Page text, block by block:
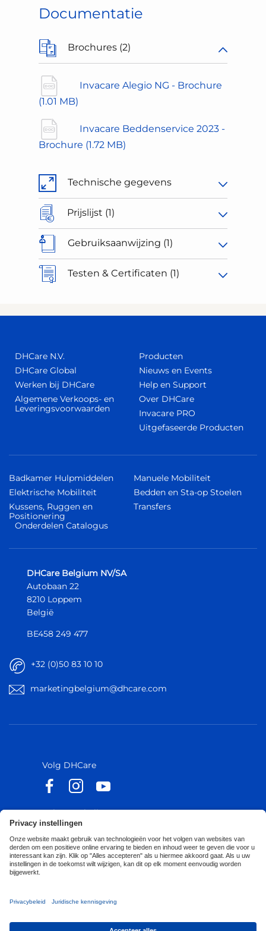
Documentatie
Brochures (2)
Invacare Alegio NG - Brochure
(1.01 MB)
Invacare Beddenservice 2023 -
Brochure (1.72 MB)
Technische gegevens
Prijslijst (1)
Gebruiksaanwijzing (1)
Testen & Certificaten (1)
DHCare N.V.
DHCare Global
Werken bij DHCare
Algemene Verkoops- en
Leveringsvoorwaarden
Producten
Nieuws en Events
Help en Support
Over DHCare
Invacare PRO
Uitgefaseerde Producten
Badkamer Hulpmiddelen
Elektrische Mobiliteit
Kussens, Ruggen en
Positionering
Manuele Mobiliteit
Bedden en Sta-op Stoelen
Transfers
Onderdelen Catalogus
DHCare Belgium NV/SA
Autobaan 22
8210 Loppem
België
BE458 249 477
+32 (0)50 83 10 10
marketingbelgium@dhcare.com
Toegankelijkheidsverklaring
Volg DHCare
Volg Küschall